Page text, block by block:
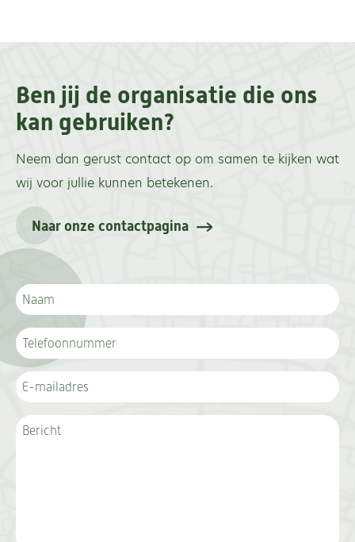
Ben jij de organisatie die ons
kan gebruiken?
Neem dan gerust contact op om samen te kijken wat
wij voor jullie kunnen betekenen.
Naar onze contactpagina